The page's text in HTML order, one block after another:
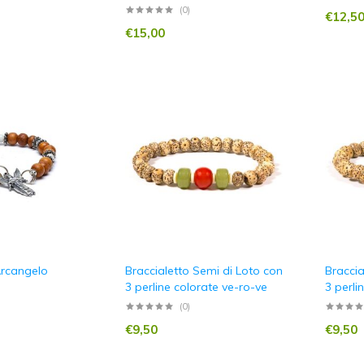
(0)
€15,00
€12,50
Braccialetto Semi di Loto con
3 perline colorate ve-ro-ve
(0)
€9,50
3
€9,50